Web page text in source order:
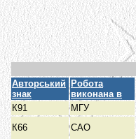
Авторський
знак
Робота
виконана в
К91
МГУ
К66
САО